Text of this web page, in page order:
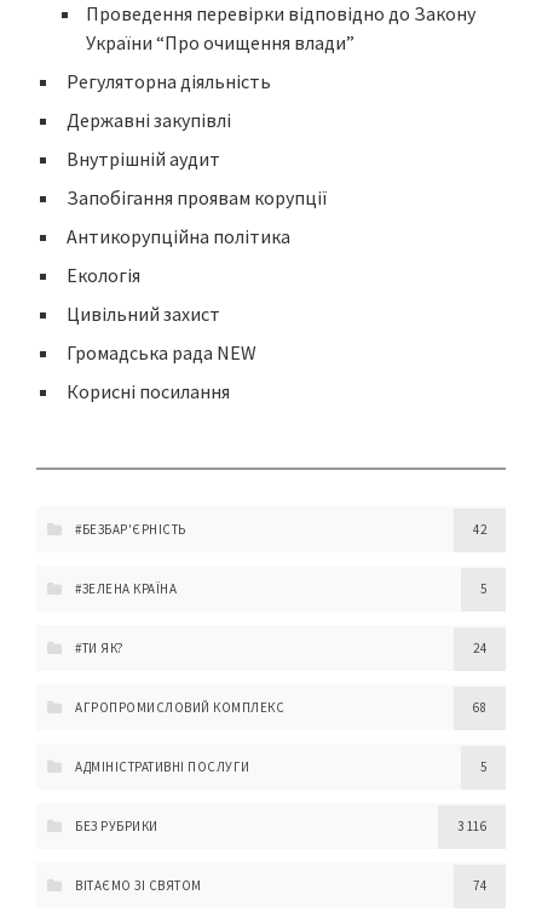
Проведення перевірки відповідно до Закону
України “Про очищення влади”
Регуляторна діяльність
Державні закупівлі
Внутрішній аудит
Запобігання проявам корупції
Антикорупційна політика
Екологія
Цивільний захист
Громадська рада NEW
Корисні посилання
#БЕЗБАР'ЄРНІСТЬ 42
#ЗЕЛЕНА КРАЇНА 5
#ТИ ЯК? 24
АГРОПРОМИСЛОВИЙ КОМПЛЕКС 68
АДМІНІСТРАТИВНІ ПОСЛУГИ 5
БЕЗ РУБРИКИ 3 116
ВІТАЄМО ЗІ СВЯТОМ 74